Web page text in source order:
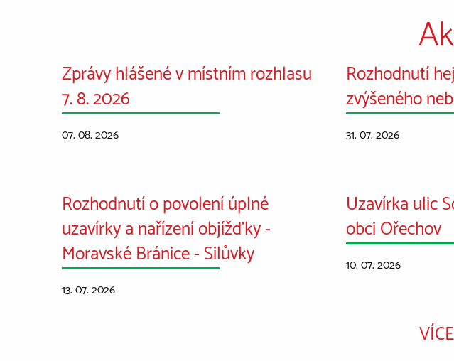
Zprávy hlášené v místním rozhlasu
7. 8. 2026
07. 08. 2026
Rozhodnutí
zvýšeného
31. 07. 2026
Rozhodnutí o povolení úplné
uzavírky a nařízení objížďky -
Moravské Bránice - Silůvky
13. 07. 2026
Uzavírka ulic
obci Ořechov
10. 07. 2026